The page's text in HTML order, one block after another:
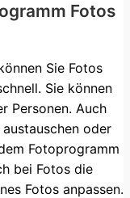
Fotos
Sie Fotos
Sie können
Personen. Auch
oder
Fotoprogramm
bei Fotos die
Fotos anpassen.